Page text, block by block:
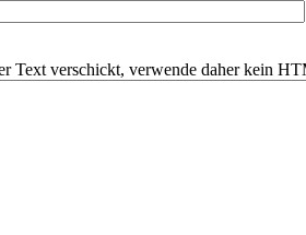
Text verschickt, verwende daher kein